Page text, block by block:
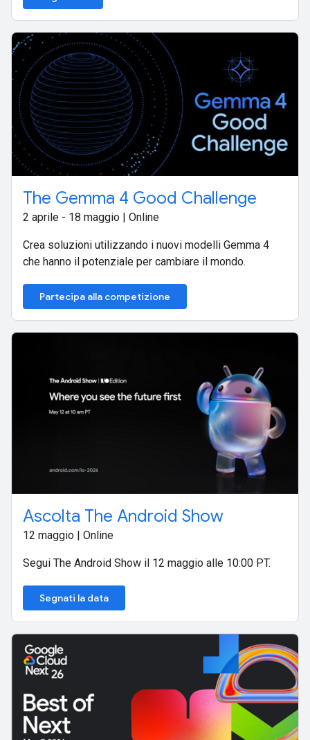
The Gemma 4 Good Challenge
2 aprile - 18 maggio | Online
Crea soluzioni utilizzando i nuovi modelli Gemma 4
che hanno il potenziale per cambiare il mondo.
Partecipa alla competizione
Ascolta The Android Show
12 maggio | Online
Segui The Android Show il 12 maggio alle 10:00 PT.
Segnati la data